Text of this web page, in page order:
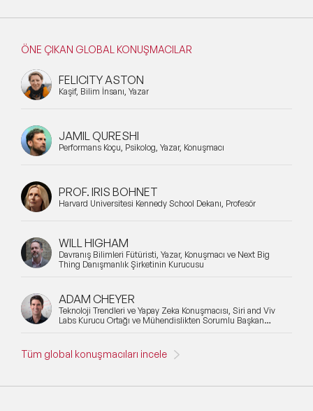
ÖNE ÇIKAN GLOBAL KONUŞMACILAR
FELICITY ASTON
Kaşif, Bilim İnsanı, Yazar
JAMIL QURESHI
Performans Koçu, Psikolog, Yazar, Konuşmacı
PROF. IRIS BOHNET
Harvard Üniversitesi Kennedy School Dekanı, Profesör
WILL HIGHAM
Davranış Bilimleri Fütüristi, Yazar, Konuşmacı ve Next Big
Thing Danışmanlık Şirketinin Kurucusu
ADAM CHEYER
Teknoloji Trendleri ve Yapay Zeka Konuşmacısı, Siri and Viv
Labs Kurucu Ortağı ve Mühendislikten Sorumlu Başkan
Tüm global konuşmacıları incele